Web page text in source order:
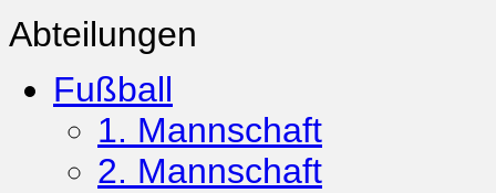
Abteilungen
Fußball
1. Mannschaft
2. Mannschaft